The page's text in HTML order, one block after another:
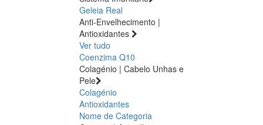
Geleia Real
Anti-Envelhecimento |
Antioxidantes
Ver tudo
Coenzima Q10
Colagénio | Cabelo Unhas e
Pele
Colagénio
Antioxidantes
Nome de Categoria